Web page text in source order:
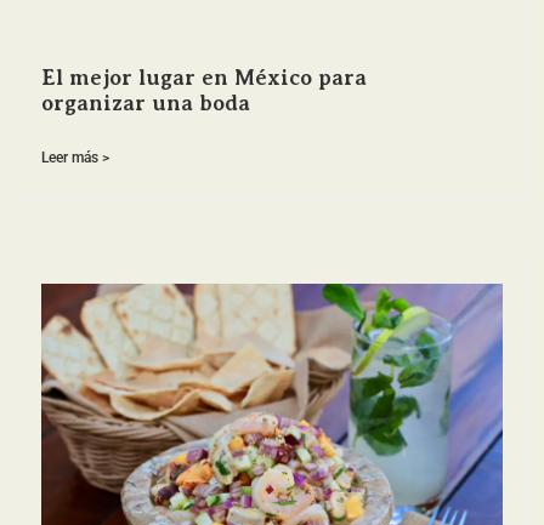
El mejor lugar en México para
organizar una boda
Leer más >